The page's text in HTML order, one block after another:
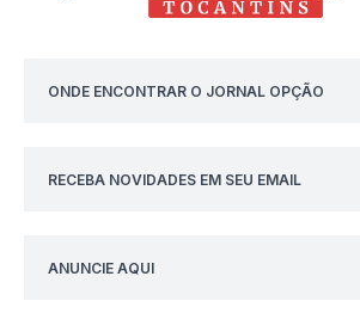
ONDE ENCONTRAR O JORNAL OPÇÃO
RECEBA NOVIDADES EM SEU EMAIL
ANUNCIE AQUI